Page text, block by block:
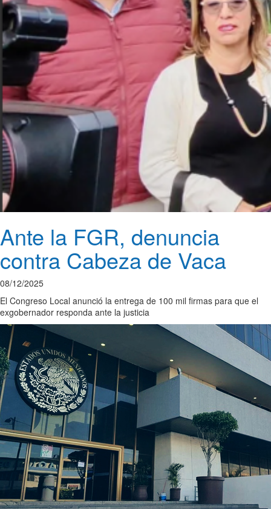
Ante la FGR, denuncia
contra Cabeza de Vaca
08/12/2025
El Congreso Local anunció la entrega de 100 mil firmas para que el
exgobernador responda ante la justicia